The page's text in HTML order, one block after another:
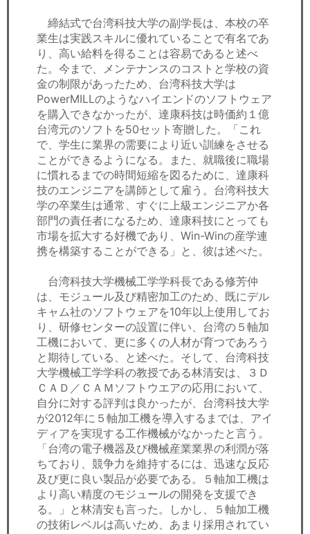
締結式で台湾科技大学の副学長は、本校の卒
業生は実践スキルに優れていることで有名であ
り、高い給料を得ることは容易であると述べ
た。今まで、メンテナンスのコストと学校の資
金の制限があったため、台湾科技大学は
PowerMILLのようなハイエンドのソフトウェア
を購入できなかったが、達康科技は時価約１億
台湾元のソフトを50セット寄贈した。「これ
で、学生に業界の需要により近い訓練をさせる
ことができるようになる。また、就職後に職場
に慣れるまでの時間短縮を図るために、達康科
技のエンジニアを講師として雇う。台湾科技大
学の卒業生は通常、すぐに上級エンジニアか各
部門の責任者になるため、達康科技にとっても
市場を拡大する好機であり、Win-Winの産学連
携を構築することができる」と、彼は述べた。
台湾科技大学機械工学学科長である修芳仲
は、モジュール及び精密加工のため、既にデル
キャム社のソフトウェアを10年以上使用してお
り、研修センターの設置に伴い、台湾の５軸加
工機において、更に多くの人材が育つであろう
と期待している、と述べた。そして、台湾科技
大学機械工学学科の教授である林清安は、３Ｄ
ＣＡＤ／ＣＡＭソフトウエアの応用において、
自分に対する評判は良かったが、台湾科技大学
が2012年に５軸加工機を導入するまでは、アイ
ディアを実現する工作機械がなかったと言う。
「台湾の電子機器及び機械産業業界の利潤が落
ちており、競争力を維持するには、迅速な反応
及び更に良い製品が必要である。５軸加工機は
より高い精度のモジュールの開発を支援でき
る。」と林清安も言った。しかし、５軸加工機
の技術レベルは高いため、あまり採用されてい